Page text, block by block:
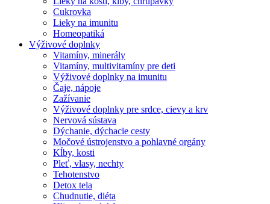
Cukrovka
Lieky na imunitu
Homeopatiká
Výživové doplnky
Vitamíny, minerály
Vitamíny, multivitamíny pre deti
Výživové doplnky na imunitu
Čaje, nápoje
Zažívanie
Výživové doplnky pre srdce, cievy a krv
Nervová sústava
Dýchanie, dýchacie cesty
Močové ústrojenstvo a pohlavné orgány
Kĺby, kosti
Pleť, vlasy, nechty
Tehotenstvo
Detox tela
Chudnutie, diéta